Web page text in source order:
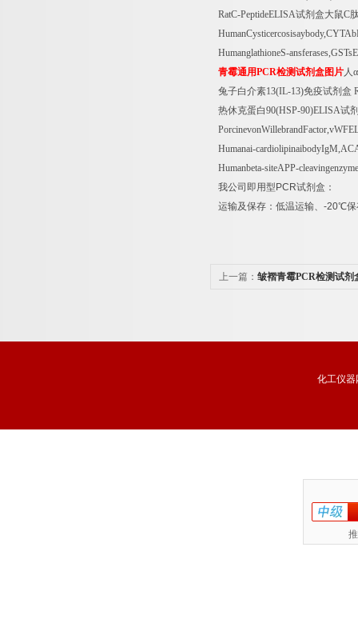
RatC-PeptideELISA试剂盒大鼠C
HumanglathioneS-
青霉通用PCR检测试剂盒图片人α
兔子白介素13(IL-13)免疫试剂盒
热休克蛋白90(HSP-90)ELISA试
Humanai-
Humanbeta-siteAPP-
我公司即用型 PCR试剂盒：
运输及保存：低温运输、 -20℃
上一篇： 皱褶青霉PCR检测试剂
化工仪器